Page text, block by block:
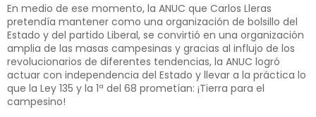
En medio de ese momento, la ANUC que Carlos Lleras
pretendía mantener como una organización de bolsillo del
Estado y del partido Liberal, se convirtió en una organización
amplia de las masas campesinas y gracias al influjo de los
revolucionarios de diferentes tendencias, la ANUC logró
actuar con independencia del Estado y llevar a la práctica lo
que la Ley 135 y la 1ª del 68 prometían: ¡Tierra para el
campesino!